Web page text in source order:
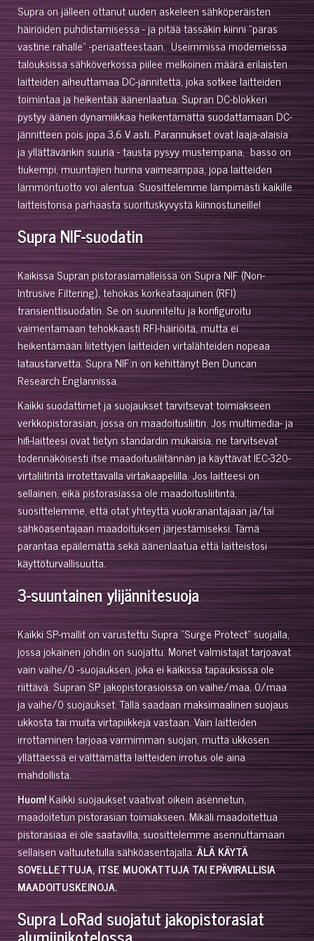
Supra on jälleen ottanut uuden askeleen sähköperäisten
häiriöiden puhdistamisessa - ja pitää tässäkin kiinni "paras
vastine rahalle" -periaatteestaan. Useimmissa moderneissa
talouksissa sähköverkossa piilee melkoinen määrä erilaisten
laitteiden aiheuttamaa DC-jännitettä, joka sotkee laitteiden
toimintaa ja heikentää äänenlaatua. Supran DC-blokkeri
pystyy äänen dynamiikkaa heikentämättä suodattamaan DC-
jännitteen pois jopa 3,6 V asti. Parannukset ovat laaja-alaisia
ja yllättävänkin suuria - tausta pysyy mustempana, basso on
tiukempi, muuntajien hurina vaimeampaa, jopa laitteiden
lämmöntuotto voi alentua. Suosittelemme lämpimästi kaikille
laitteistonsa parhaasta suorituskyvystä kiinnostuneille!
Supra NIF-suodatin
Kaikissa Supran pistorasiamalleissa on Supra NIF (Non-
Intrusive Filtering), tehokas korkeataajuinen (RFI)
transienttisuodatin. Se on suunniteltu ja konfiguroitu
vaimentamaan tehokkaasti RFI-häiriöitä, mutta ei
heikentämään liitettyjen laitteiden virtalähteiden nopeaa
lataustarvetta. Supra NIF:n on kehittänyt Ben Duncan
Research Englannissa.
Kaikki suodattimet ja suojaukset tarvitsevat toimiakseen
verkkopistorasian, jossa on maadoitusliitin. Jos multimedia- ja
hifi-laitteesi ovat tietyn standardin mukaisia, ne tarvitsevat
todennäköisesti itse maadoitusliitännän ja käyttävät IEC-320-
virtaliitintä irrotettavalla virtakaapelilla. Jos laitteesi on
sellainen, eikä pistorasiassa ole maadoitusliitintä,
suosittelemme, että otat yhteyttä vuokranantajaan ja/tai
sähköasentajaan maadoituksen järjestämiseksi. Tämä
parantaa epäilemättä sekä äänenlaatua että laitteistosi
käyttöturvallisuutta.
3-suuntainen ylijännitesuoja
Kaikki SP-mallit on varustettu Supra "Surge Protect" suojalla,
jossa jokainen johdin on suojattu. Monet valmistajat tarjoavat
vain vaihe/0 -suojauksen, joka ei kaikissa tapauksissa ole
riittävä. Supran SP jakopistorasioissa on vaihe/maa, 0/maa
ja vaihe/0 suojaukset. Tällä saadaan maksimaalinen suojaus
ukkosta tai muita virtapiikkejä vastaan. Vain laitteiden
irrottaminen tarjoaa varmimman suojan, mutta ukkosen
yllättäessä ei välttämättä laitteiden irrotus ole aina
mahdollista.
Huom!Kaikki suojaukset vaativat oikein asennetun,
maadoitetun pistorasian toimiakseen. Mikäli maadoitettua
pistorasiaa ei ole saatavilla, suosittelemme asennuttamaan
sellaisen valtuutetulla sähköasentajalla.ÄLÄ KÄYTÄ
SOVELLETTUJA, ITSE MUOKATTUJA TAI EPÄVIRALLISIA
MAADOITUSKEINOJA.
Supra LoRad suojatut jakopistorasiat